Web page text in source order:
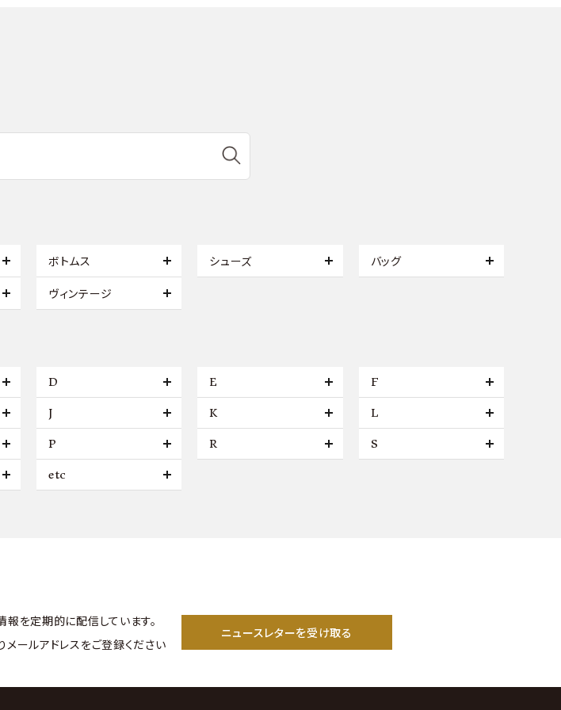
ボトムス シューズ バッグ
ヴィンテージ
D E F
J K L
P R S
etc
報を定期的に配信しています。
メールアドレスをご登録ください
ニュースレターを受け取る